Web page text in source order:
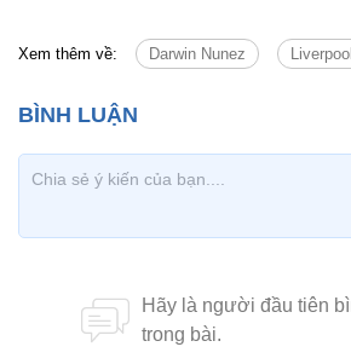
Xem thêm về: Darwin Nunez Liverpool